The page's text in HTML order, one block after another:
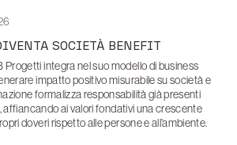
SOCIETÀ BENEFIT
Progetti integra nel suo modello di business
impatto positivo misurabile su società e
formalizza responsabilità già presenti
affiancando ai valori fondativi una crescente
doveri rispetto alle persone e all’ambiente.